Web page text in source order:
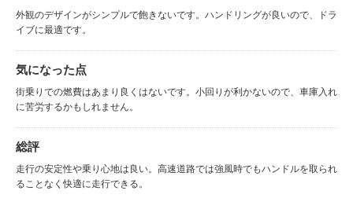
外観のデザインがシンプルで飽きないです。ハンドリングが良いので、ドラ
イブに最適です。
気になった点
街乗りでの燃費はあまり良くはないです。小回りが利かないので、車庫入れ
に苦労するかもしれません。
総評
走行の安定性や乗り心地は良い。高速道路では強風時でもハンドルを取られ
ることなく快適に走行できる。